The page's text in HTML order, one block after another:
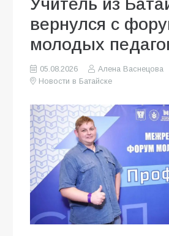
вернулся с
молодых
05.08.2026
Алена Васнецова
Новости в Батайске